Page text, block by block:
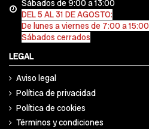
Sábados de 9:00 a 13:00
DEL 5 AL 31 DE AGOSTO:
De lunes a viernes de 7:00 a 15:00
Sábados cerrados
LEGAL
Aviso legal
Política de privacidad
Política de cookies
Términos y condiciones